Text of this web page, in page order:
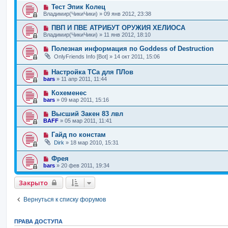
Тест Эпик Колец
Владимир(ЧикиЧики) » 09 янв 2012, 23:38
ПВП И ПВЕ АТРИБУТ ОРУЖИЯ ХЕЛИОСА
Владимир(ЧикиЧики) » 11 янв 2012, 18:10
Полезная информация по Goddess of Destruction
OnlyFriends Info [Bot] » 14 окт 2011, 15:06
Настройка ТСа для ПЛов
bars » 11 апр 2011, 11:44
Кохеменес
bars » 09 мар 2011, 15:16
Высший Закен 83 лвл
BAFF » 05 мар 2011, 11:41
Гайд по констам
Dirk » 18 мар 2010, 15:31
Фрея
bars » 20 фев 2011, 19:34
Закрыто
Вернуться к списку форумов
ПРАВА ДОСТУПА